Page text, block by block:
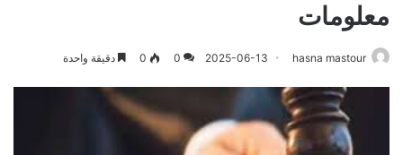
معلومات
hasna mastour
2025-06-13
0
0 دقيقة واحدة